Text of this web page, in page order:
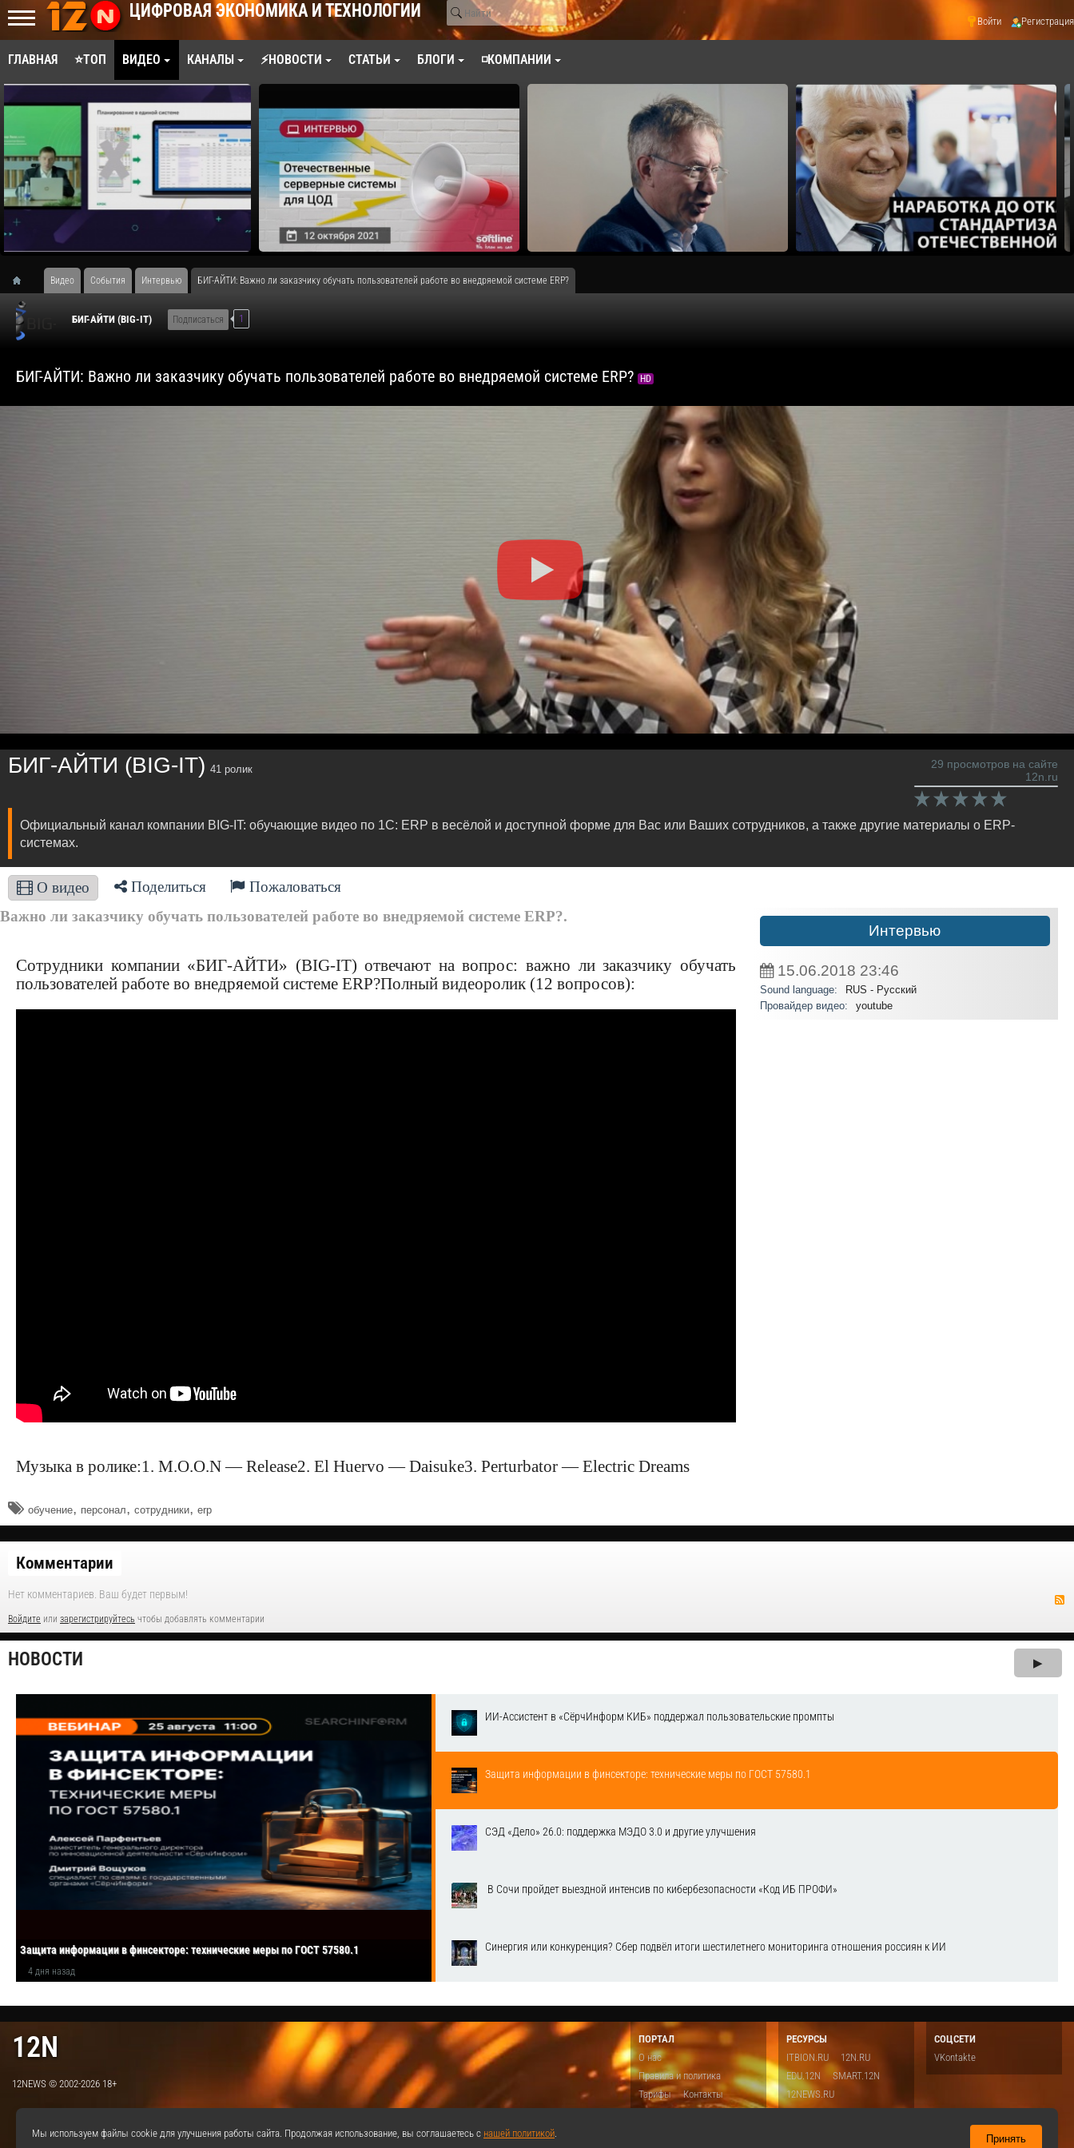
ЦИФРОВАЯ ЭКОНОМИКА И ТЕХНОЛОГИИ Войти Регистрация
ГЛАВНАЯ ⭐ТОП ВИДЕО КАНАЛЫ ⚡НОВОСТИ СТАТЬИ БЛОГИ ◽КОМПАНИИ
Видео События Интервью БИГ-АЙТИ: Важно ли заказчику обучать пользователей работе во внедряемой системе ERP?
БИГ-АЙТИ (BIG-IT) Подписаться 1
БИГ-АЙТИ: Важно ли заказчику обучать пользователей работе во внедряемой системе ERP? HD
БИГ-АЙТИ (BIG-IT) 41 ролик
29 просмотров на сайте
12n.ru
Официальный канал компании BIG-IT: обучающие видео по 1С: ERP в весёлой и доступной форме для Вас или Ваших сотрудников, а также другие материалы о ERP-
системах.
О видео Поделиться
Пожаловаться
Важно ли заказчику обучать пользователей работе во внедряемой системе ERP?.
Сотрудники компании «БИГ-АЙТИ» (BIG-IT) отвечают на вопрос: важно ли заказчику обучать
пользователей работе во внедряемой системе ERP?Полный видеоролик (12 вопросов):
Музыка в ролике:1. M.O.O.N — Release2. El Huervo — Daisuke3. Perturbator — Electric Dreams
обучение, персонал, сотрудники, erp
Интервью
15.06.2018 23:46
Sound language:
RUS - Русский
Провайдер видео:
youtube
Комментарии
Нет комментариев. Ваш будет первым!
Войдите или зарегистрируйтесь чтобы добавлять комментарии
НОВОСТИ ▶
Защита информации в финсекторе: технические меры по ГОСТ 57580.1
4 дня назад
ИИ-Ассистент в «СёрчИнформ КИБ» поддержал пользовательские промпты
Защита информации в финсекторе: технические меры по ГОСТ 57580.1
СЭД «Дело» 26.0: поддержка МЭДО 3.0 и другие улучшения
​ В Сочи пройдет выездной интенсив по кибербезопасности «Код ИБ ПРОФИ»
Синергия или конкуренция? Сбер подвёл итоги шестилетнего мониторинга отношения россиян к ИИ
12N
12NEWS © 2002-2026 18+
ПОРТАЛ
О нас
Правила и политика
Тарифы
Контакты
Предложить видео
Топ
РЕСУРСЫ
ITBION.RU
12N.RU
EDU.12N
SMART.12N
12NEWS.RU
СОЦСЕТИ
VKontakte
Мы используем файлы cookie для улучшения работы сайта. Продолжая использование, вы соглашаетесь с нашей политикой. Принять